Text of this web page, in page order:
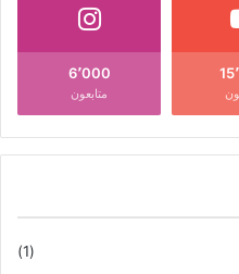
6٬000
متابعون
(1)